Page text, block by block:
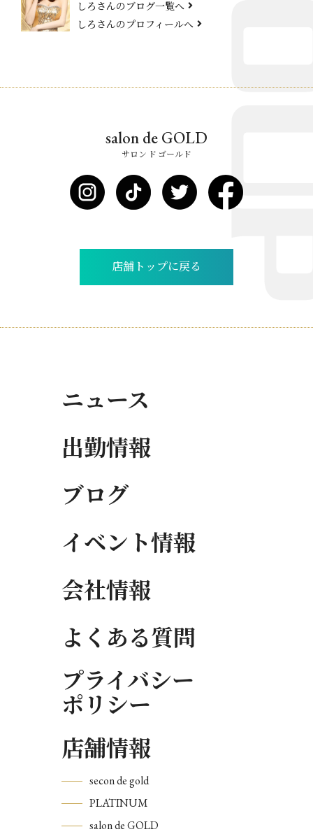
しろさんのブログ一覧へ
しろさんのプロフィールへ
salon de GOLD
サロン ド ゴールド
店舗トップに戻る
ニュース
出勤情報
ブログ
イベント情報
会社情報
よくある質問
プライバシー
ポリシー
店舗情報
secon de gold
PLATINUM
salon de GOLD